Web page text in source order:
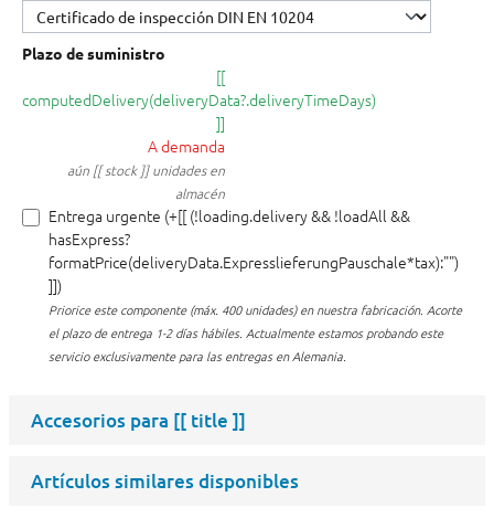
Plazo de suministro
[[
computedDelivery(deliveryData?.deliveryTimeDays)
]]
A demanda
aún [[ stock ]] unidades en
almacén
Entrega urgente (+[[ (!loading.delivery && !loadAll &&
hasExpress?
formatPrice(deliveryData.ExpresslieferungPauschale*tax):"")
]])
Priorice este componente (máx. 400 unidades) en nuestra fabricación. Acorte
el plazo de entrega 1-2 días hábiles. Actualmente estamos probando este
servicio exclusivamente para las entregas en Alemania.
Accesorios para [[ title ]]
Artículos similares disponibles